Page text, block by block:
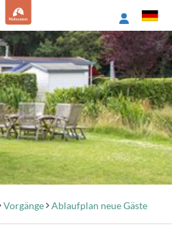
Vorgänge Ablaufplan neue Gäste